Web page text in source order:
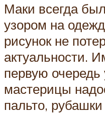
Маки всегда
узором на
рисунок не
актуальности.
первую
мастерицы
пальто,